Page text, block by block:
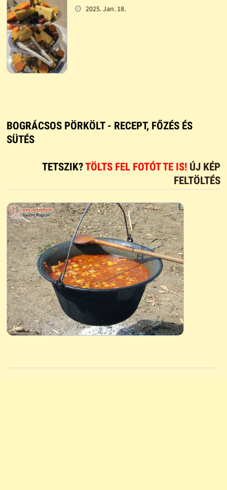
2025. Jan. 18.
BOGRÁCSOS PÖRKÖLT - RECEPT, FŐZÉS ÉS
SÜTÉS
TETSZIK?TÖLTS FEL FOTÓT TE IS! ÚJ KÉP
FELTÖLTÉS